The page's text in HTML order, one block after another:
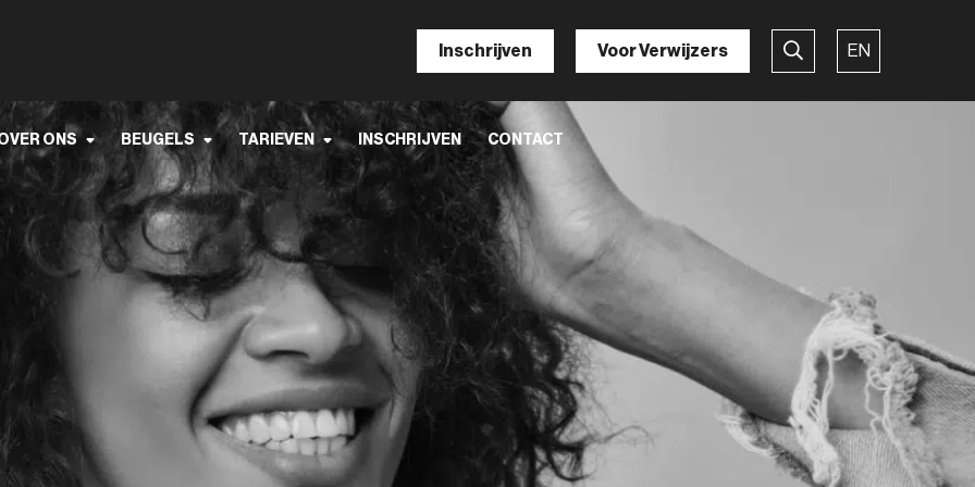
Inschrijven Voor Verwijzers EN
ONS BEUGELS TARIEVEN INSCHRIJVEN CONTACT